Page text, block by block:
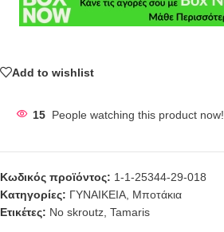
Add to wishlist
15 People watching this product now!
Κωδικός προϊόντος: 1-1-25344-29-018
Κατηγορίες: ΓΥΝΑΙΚΕΙΑ Μποτάκια
Ετικέτες: No skroutz Tamaris